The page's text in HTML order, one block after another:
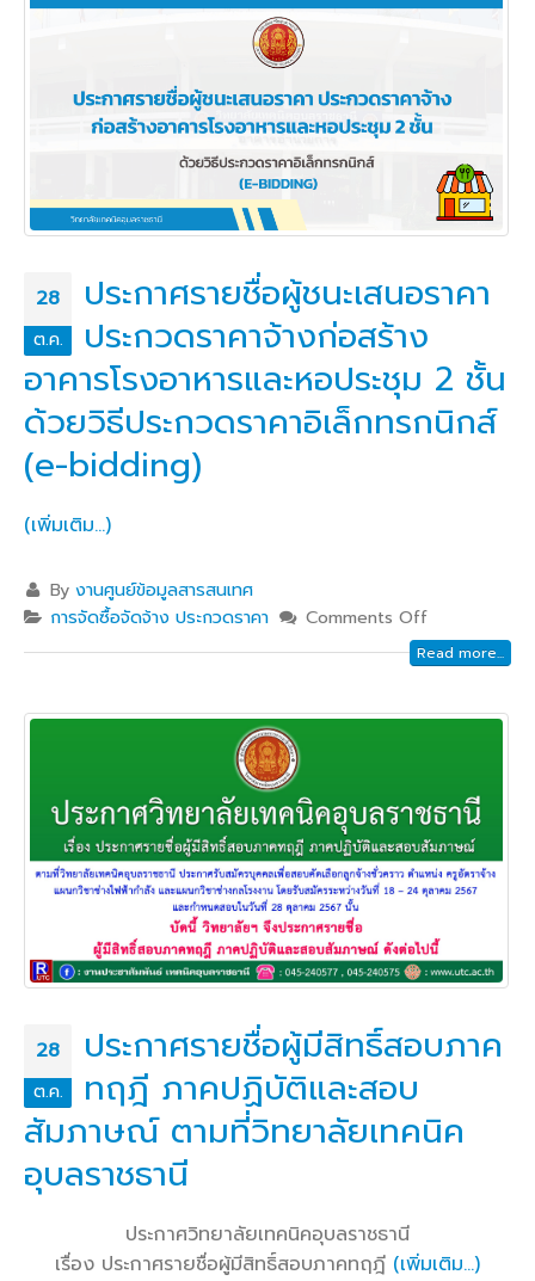
28
ต.ค.
ประกาศรายชื่อผู้ชนะเสนอราคา
ประกวดราคาจ้างก่อสร้าง
อาคารโรงอาหารและหอประชุม 2 ชั้น
ด้วยวิธีประกวดราคาอิเล็กทรกนิกส์
(e-bidding)
(เพิ่มเติม…)
Byงานศูนย์ข้อมูลสารสนเทศ
การจัดซื้อจัดจ้าง ประกวดราคา
Comments Off
Read more...
28
ต.ค.
ประกาศรายชื่อผู้มีสิทธิ์สอบภาค
ทฤฎี ภาคปฏิบัติและสอบ
สัมภาษณ์ ตามที่วิทยาลัยเทคนิค
อุบลราชธานี
ประกาศวิทยาลัยเทคนิคอุบลราชธานี
เรื่อง ประกาศรายชื่อผู้มีสิทธิ์สอบภาคทฤฎี (เพิ่มเติม…)